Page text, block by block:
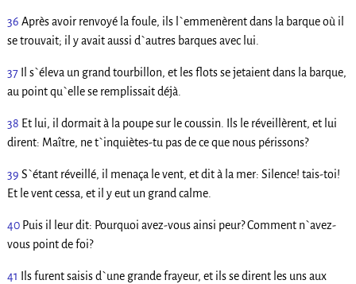
36 Après avoir renvoyé la foule, ils l`emmenèrent dans la barque où il
se trouvait; il y avait aussi d`autres barques avec lui.
37
Il s`éleva un grand tourbillon, et les flots se jetaient dans la barque,
au point qu`elle se remplissait déjà.
38 Et lui, il dormait à la poupe sur le coussin. Ils le réveillèrent, et lui
dirent: Maître, ne t`inquiètes-tu pas de ce que nous périssons?
39 S`étant réveillé, il menaça le vent, et dit à la mer: Silence! tais-toi!
Et le vent cessa, et il y eut un grand calme.
40 Puis il leur dit: Pourquoi avez-vous ainsi peur? Comment n`avez-
vous point de foi?
41
Ils furent saisis d`une grande frayeur, et ils se dirent les uns aux